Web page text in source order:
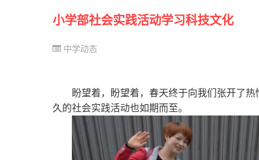
小学部社会实践活动学习科技文化
中学动态
盼望着，盼望着，春天终于向我们张开了
久的社会实践活动也如期而至。